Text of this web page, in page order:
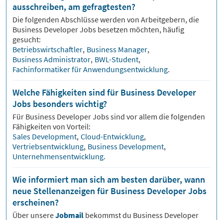
ausschreiben, am gefragtesten?
Die folgenden Abschlüsse werden von Arbeitgebern, die
Business DeveloperJobs besetzen möchten, häufig
gesucht:
Betriebswirtschaftler, Business Manager,
Business Administrator, BWL-Student,
Fachinformatiker für Anwendungsentwicklung.
Welche Fähigkeiten sind für Business Developer
Jobs besonders wichtig?
Für Business DeveloperJobs sind vor allem die folgenden
Fähigkeiten von Vorteil:
Sales Development, Cloud-Entwicklung,
Vertriebsentwicklung, Business Development,
Unternehmensentwicklung.
Wie informiert man sich am besten darüber, wann
neue Stellenanzeigen für Business Developer Jobs
erscheinen?
Über unsereJobmail bekommst du Business Developer